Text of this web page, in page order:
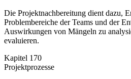
Die Projektnachbereitung dient dazu,
Problembereiche der Teams und der
Auswirkungen von Mängeln zu
evaluieren.
Kapitel 170
Projektprozesse